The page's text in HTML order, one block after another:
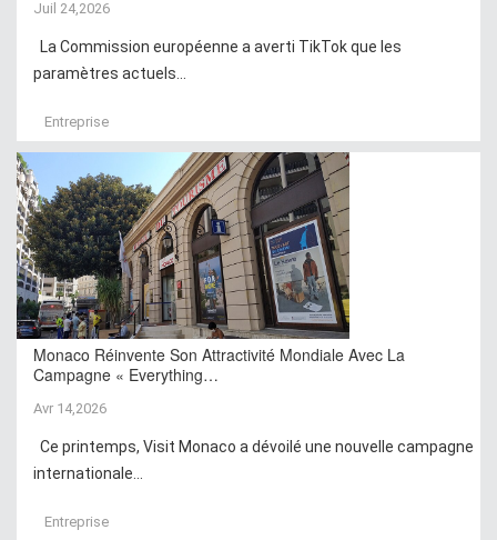
Juil 24,2026
La Commission européenne a averti TikTok que les
paramètres actuels...
Entreprise
Monaco Réinvente Son Attractivité Mondiale Avec La
Campagne « Everything…
Avr 14,2026
Ce printemps, Visit Monaco a dévoilé une nouvelle campagne
internationale...
Entreprise